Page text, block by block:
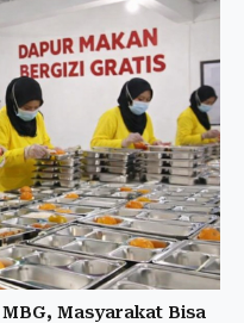
Masyarakat Bisa